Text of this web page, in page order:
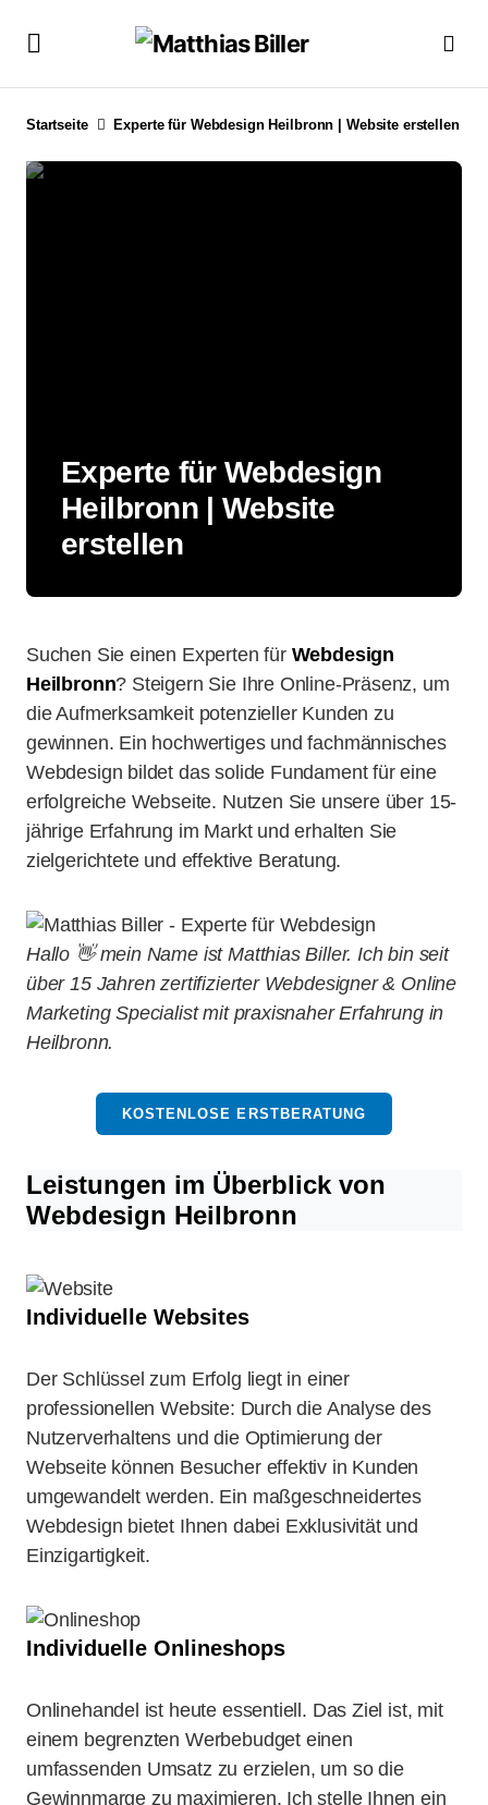
Startseite Experte für Webdesign Heilbronn | Website erstellen
Experte für Webdesign
Heilbronn | Website
erstellen
Suchen Sie einen Experten für Webdesign
Heilbronn? Steigern Sie Ihre Online-Präsenz, um
die Aufmerksamkeit potenzieller Kunden zu
gewinnen. Ein hochwertiges und fachmännisches
Webdesign bildet das solide Fundament für eine
erfolgreiche Webseite. Nutzen Sie unsere über 15-
jährige Erfahrung im Markt und erhalten Sie
zielgerichtete und effektive Beratung.
Hallo 👋 mein Name ist Matthias Biller. Ich bin seit
über 15 Jahren zertifizierter Webdesigner & Online
Marketing Specialist mit praxisnaher Erfahrung in
Heilbronn.
KOSTENLOSE ERSTBERATUNG
Leistungen im Überblick von
Webdesign Heilbronn
Individuelle Websites
Der Schlüssel zum Erfolg liegt in einer
professionellen Website: Durch die Analyse des
Nutzerverhaltens und die Optimierung der
Webseite können Besucher effektiv in Kunden
umgewandelt werden. Ein maßgeschneidertes
Webdesign bietet Ihnen dabei Exklusivität und
Einzigartigkeit.
Individuelle Onlineshops
Onlinehandel ist heute essentiell. Das Ziel ist, mit
einem begrenzten Werbebudget einen
umfassenden Umsatz zu erzielen, um so die
Gewinnmarge zu maximieren. Ich stelle Ihnen ein